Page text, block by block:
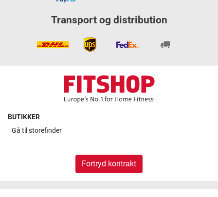
Transport og distribution
BUTIKKER
Gå til storefinder
Fortryd kontrakt